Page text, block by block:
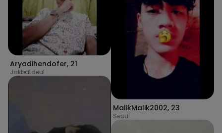
Aryadihendofer, 21
Jakbatdeul
MalikMalik2002, 23
Seoul